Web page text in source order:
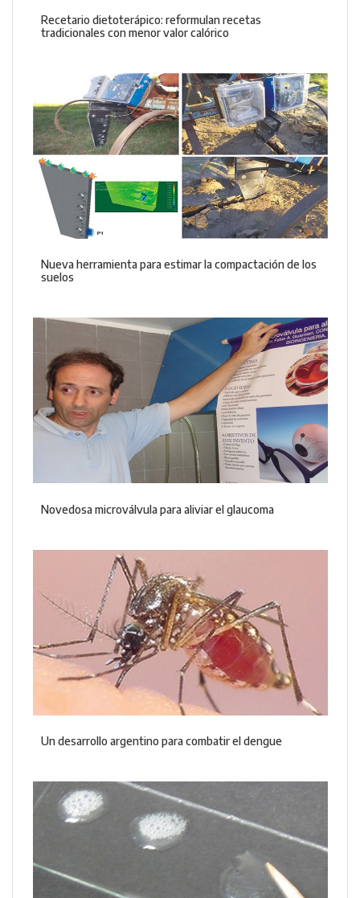
Recetario dietoterápico: reformulan recetas
tradicionales con menor valor calórico
Nueva herramienta para estimar la compactación de los
suelos
Novedosa microválvula para aliviar el glaucoma
Un desarrollo argentino para combatir el dengue